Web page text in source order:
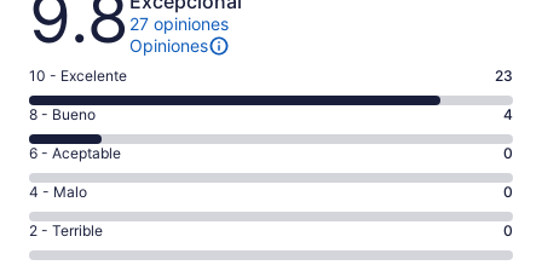
9.8 27 opiniones
Opiniones
Puntuación
de
10,
es
decir,
Excelente.
Basada
en
10 - Excelente 23
Puntuación
de
8,
es
decir,
Bueno.
Basada
8 - Bueno 4
Puntuación
de
6,
es
decir,
6 - Aceptable 0
Puntuación
de
4,
es
4 - Malo 0
Puntuación
de
2 - Terrible 0